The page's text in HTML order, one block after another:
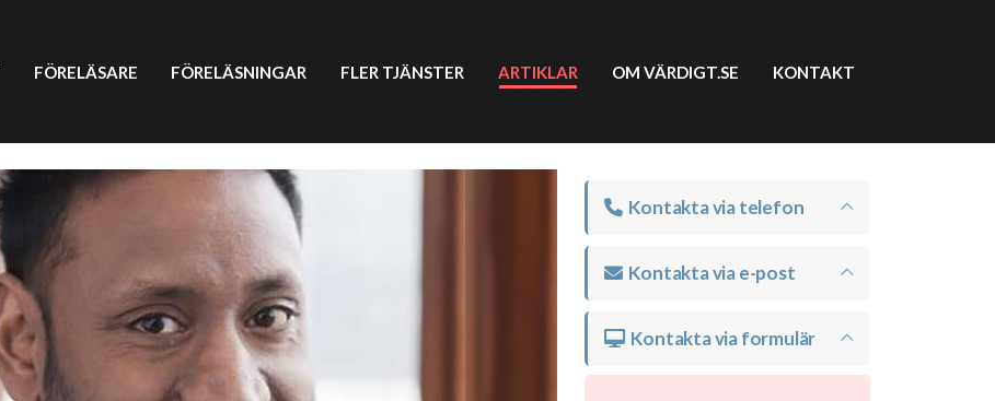
FÖRELÄSARE FÖRELÄSNINGAR FLER TJÄNSTER ARTIKLAR OM VÄRDIGT.SE KONTAKT
Kontakta via telefon
Kontakta via e-post
Kontakta via formulär